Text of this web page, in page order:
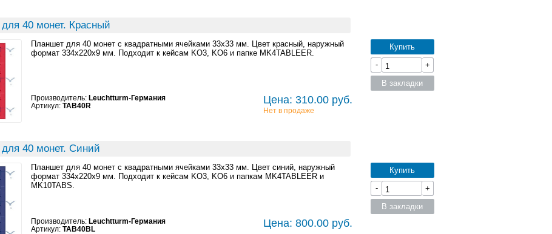
40 монет. Красный
Планшет для 40 монет с квадратными ячейками 33x33 мм. Цвет красный, наружный
формат 334x220x9 мм. Подходит к кейсам KO3, KO6 и папке MK4TABLEER.
Производитель: Leuchtturm-Германия
Артикул: TAB40R Цена: 310.00 руб.
Нет в продаже
Купить
-
+
В закладки
40 монет. Синий
Планшет для 40 монет с квадратными ячейками 33x33 мм. Цвет синий, наружный
формат 334x220x9 мм. Подходит к кейсам KO3, KO6 и папкам MK4TABLEER и
MK10TABS.
Производитель: Leuchtturm-Германия
Артикул: TAB40BL Цена: 800.00 руб.
Купить
-
+
В закладки